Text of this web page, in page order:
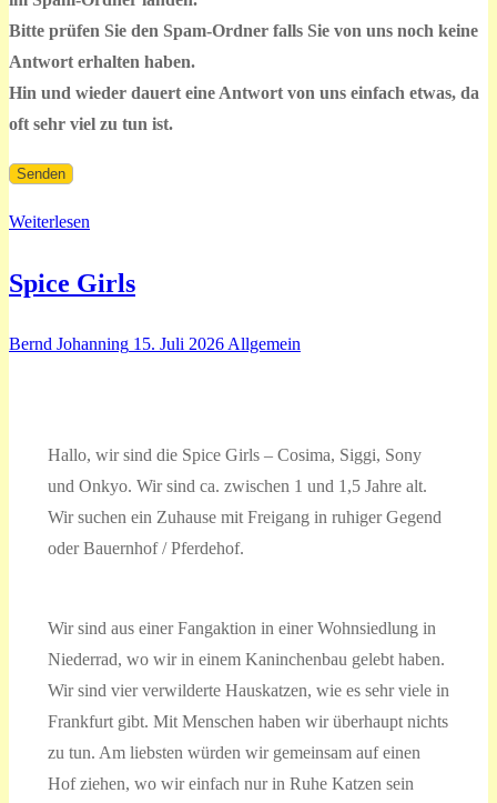
Bitte prüfen Sie den Spam-Ordner falls Sie von uns noch keine
Antwort erhalten haben.
Hin und wieder dauert eine Antwort von uns einfach etwas, da
oft sehr viel zu tun ist.
Weiterlesen
Spice Girls
Bernd Johanning 15. Juli 2026 Allgemein
Hallo, wir sind die Spice Girls – Cosima, Siggi, Sony
und Onkyo. Wir sind ca. zwischen 1 und 1,5 Jahre alt.
Wir suchen ein Zuhause mit Freigang in ruhiger Gegend
oder Bauernhof / Pferdehof.
Wir sind aus einer Fangaktion in einer Wohnsiedlung in
Niederrad, wo wir in einem Kaninchenbau gelebt haben.
Wir sind vier verwilderte Hauskatzen, wie es sehr viele in
Frankfurt gibt. Mit Menschen haben wir überhaupt nichts
zu tun. Am liebsten würden wir gemeinsam auf einen
Hof ziehen, wo wir einfach nur in Ruhe Katzen sein